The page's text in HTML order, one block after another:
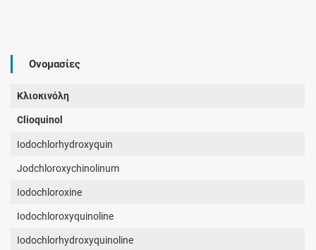
Ονομασίες
Κλιοκινόλη
Clioquinol
Iodochlorhydroxyquin
Jodchloroxychinolinum
Iodochloroxine
Iodochloroxyquinoline
Iodochlorhydroxyquinoline